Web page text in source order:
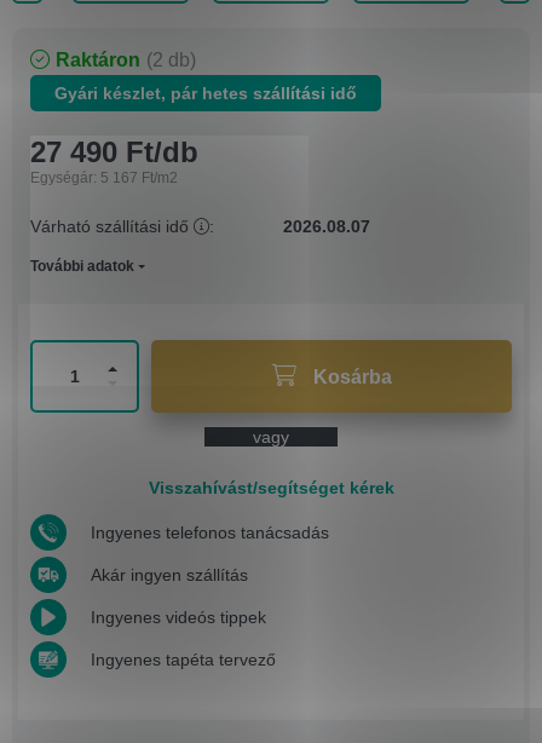
Raktáron 2 db
Gyári készlet, pár hetes szállítási idő
27 490 Ft/db
Egységár: 5 167 Ft/m2
Várható szállítási idő : 2026.08.07
További adatok
Kosárba
vagy
Visszahívást/segítséget kérek
Ingyenes telefonos tanácsadás
Akár ingyen szállítás
Ingyenes videós tippek
Ingyenes tapéta tervező